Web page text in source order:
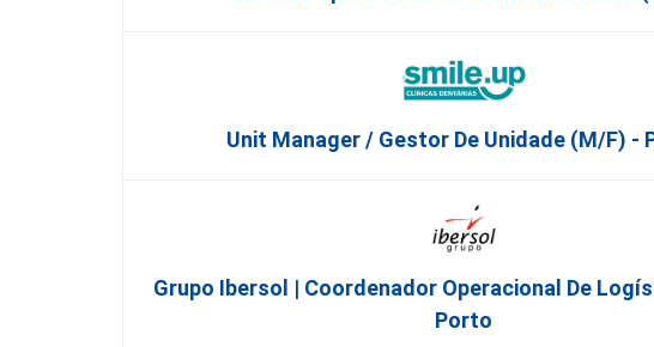
Unit Manager / Gestor De Unidade (M/F) -
Grupo Ibersol | Coordenador Operacional De
Porto